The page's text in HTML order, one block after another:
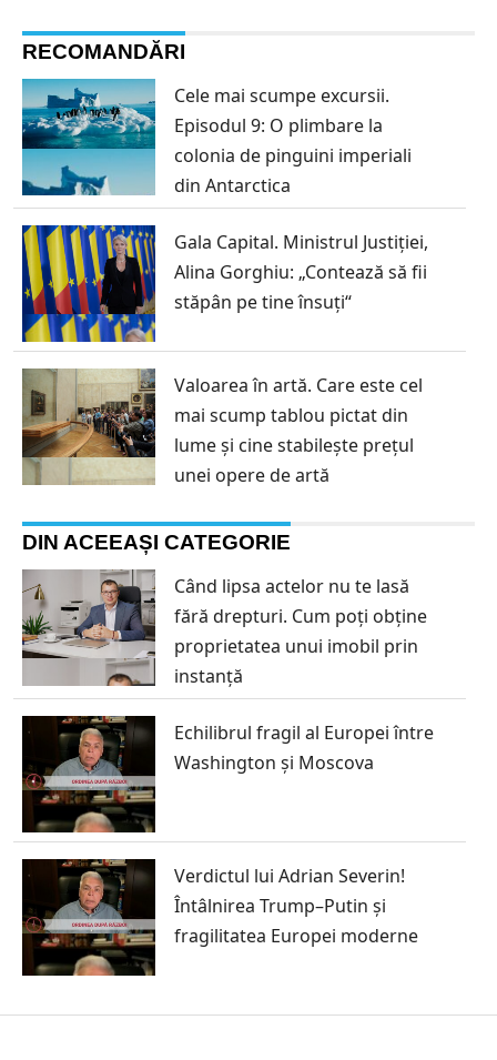
RECOMANDĂRI
Cele mai scumpe excursii.
Episodul 9: O plimbare la
colonia de pinguini imperiali
din Antarctica
Gala Capital. Ministrul Justiției,
Alina Gorghiu: „Contează să fii
stăpân pe tine însuți“
Valoarea în artă. Care este cel
mai scump tablou pictat din
lume și cine stabilește prețul
unei opere de artă
DIN ACEEAȘI CATEGORIE
Când lipsa actelor nu te lasă
fără drepturi. Cum poți obține
proprietatea unui imobil prin
instanță
Echilibrul fragil al Europei între
Washington și Moscova
Verdictul lui Adrian Severin!
Întâlnirea Trump–Putin și
fragilitatea Europei moderne